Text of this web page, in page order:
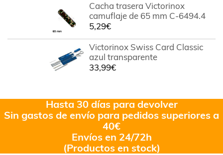
Cacha trasera Victorinox
camuflaje de 65 mm C-6494.4
5,29€
Victorinox Swiss Card Classic
azul transparente
33,99€
Hasta 30 días para devolver
Sin gastos de envío para pedidos superiores a
40€
Envíos en 24/72h
(Productos en stock)